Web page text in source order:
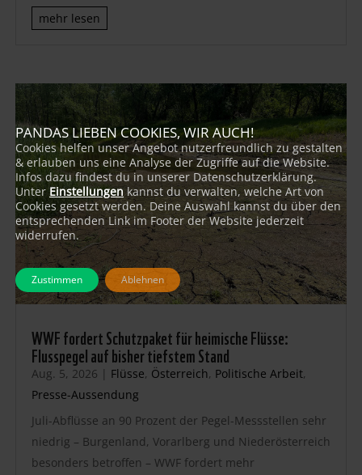
mehr lesen
WWF fordert Schutzpaket für heimische Flüsse:
Flusspegel auf bisher tiefstem Stand
Aug. 5, 2026 | Flüsse, Österreich, Politische Arbeit,
Presse-Aussendung
Juli-Abflüsse an 90 Prozent der Pegel-Messstellen sehr
niedrig – Burgenland, Vorarlberg und Niederösterreich
besonders betroffen – WWF fordert mehr
PANDAS LIEBEN COOKIES, WIR AUCH!
Cookies helfen unser Angebot nutzerfreundlich zu gestalten
& erlauben uns eine Analyse der Zugriffe auf die Website.
Infos dazu findest du in unserer Datenschutzerklärung.
UnterEinstellungen kannst du verwalten, welche Art von
Cookies gesetzt werden. Deine Auswahl kannst du über den
entsprechenden Link im Footer der Website jederzeit
widerrufen.
Zustimmen Ablehnen